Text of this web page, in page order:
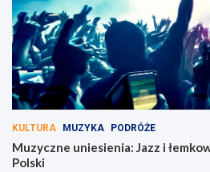
KULTURA MUZYKA PODRÓŻE
Muzyczne uniesienia: Jazz i
Polski